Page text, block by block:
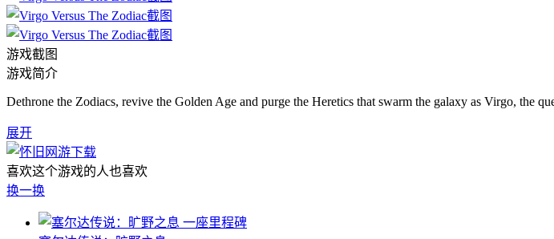
游戏截图
游戏简介
Dethrone the Zodiacs, revive the Golden Age and purge the Heretics that swarm the galaxy as Virgo, the
展开
喜欢这个游戏的人也喜欢
换一换
一座里程碑